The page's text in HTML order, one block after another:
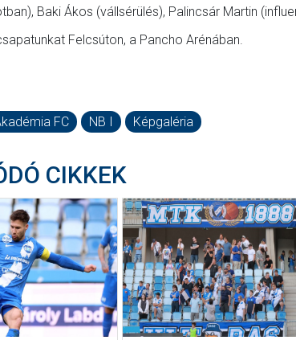
Baki Ákos (vállsérülés), Palincsár Martin
Felcsúton, a Pancho Arénában.
FC NB I Képgaléria
CIKKEK